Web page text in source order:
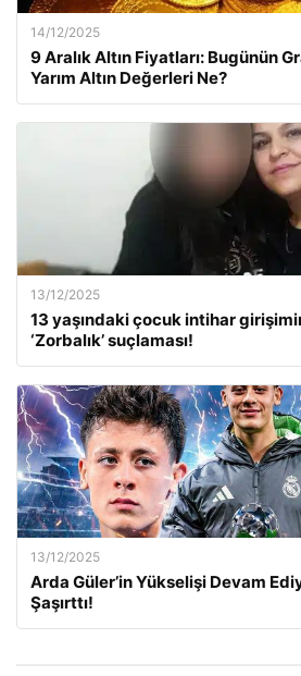
14/12/2025
9 Aralık Altın Fiyatları: Bugünün
Yarım Altın Değerleri Ne?
13/12/2025
13 yaşındaki çocuk intihar
‘Zorbalık’ suçlaması!
13/12/2025
Arda Güler’in Yükselişi Devam
Şaşırttı!